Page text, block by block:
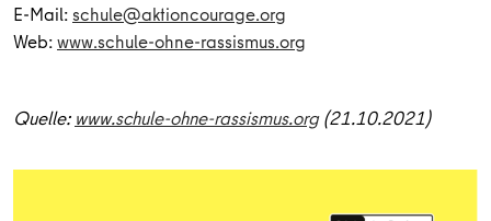
E-Mail: schule@aktioncourage.org
Web:www.schule-ohne-rassismus.org
Quelle: www.schule-ohne-rassismus.org(21.10.2021)